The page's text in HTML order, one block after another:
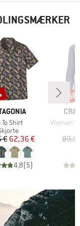
To Shirt
Pris
€Nedsat pris
62,36 €
4,8(5)
Artikel
Women's